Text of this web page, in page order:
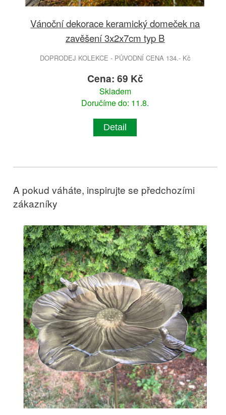
Vánoční dekorace keramický domeček na
zavěšení 3x2x7cm typ B
DOPRODEJ KOLEKCE - PŮVODNÍ CENA 134.- Kč
Cena: 69 Kč
Skladem
Doručíme do: 11.8.
Detail
A pokud váháte, inspirujte se předchozími
zákazníky